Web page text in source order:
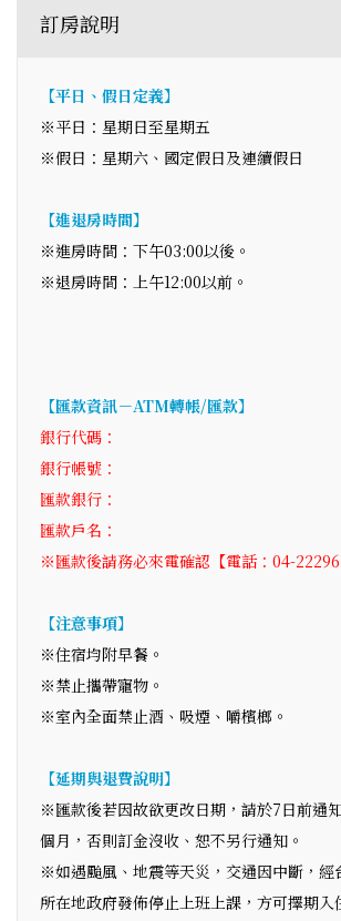
訂房說明
【平日、假日定義】
※平日：星期日至星期五
※假日：星期六、國定假日及連續假日
【進退房時間】
※進房時間：下午03:00以後。
※退房時間：上午12:00以前。
【匯款資訊－ATM轉帳/匯款】
銀行代碼：
銀行帳號：
匯款銀行：
匯款戶名：
※匯款後請務必來電確認【電話：04-
【注意事項】
※住宿均附早餐。
※禁止攜帶寵物。
※室內全面禁止酒、吸煙、嚼檳榔。
【延期與退費說明】
※匯款後若因故欲更改日期，請於7日前通
個月，否則訂金沒收、恕不另行通知。
※如遇颱風、地震等天災，交通因中斷，經
所在地政府發佈停止上班上課，方可擇期入